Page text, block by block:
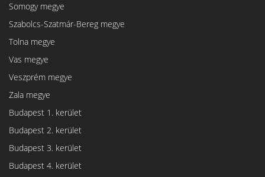
Somogy megye
Szabolcs-Szatmár-Bereg megye
Tolna megye
Vas megye
Veszprém megye
Zala megye
Budapest 1. kerület
Budapest 2. kerület
Budapest 3. kerület
Budapest 4. kerület